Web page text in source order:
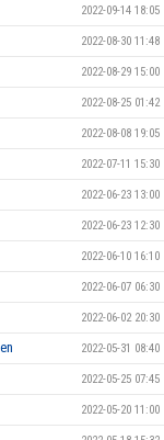
2022-09-14 18:05
2022-08-30 11:48
2022-08-29 15:00
2022-08-25 01:42
2022-08-08 19:05
2022-07-11 15:30
2022-06-23 13:00
2022-06-23 12:30
2022-06-10 16:10
2022-06-07 06:30
2022-06-02 20:30
2022-05-31 08:40
2022-05-25 07:45
2022-05-20 11:00